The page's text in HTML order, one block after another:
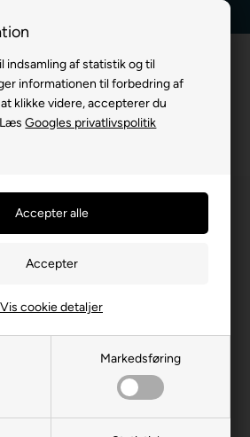
indsamling af statistik og til
informationen til forbedring af
klikke videre, accepterer du
LæsGoogles privatlivspolitik
Markedsføring
Vis cookie detaljer